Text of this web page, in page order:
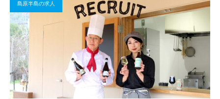
島原半島の求人